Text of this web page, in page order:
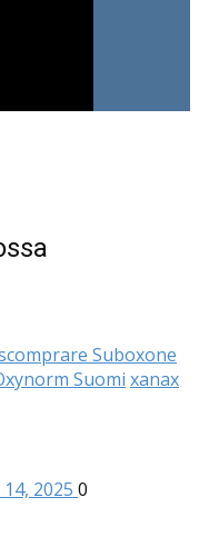
comprare Suboxone
Suomi xanax
2025 0